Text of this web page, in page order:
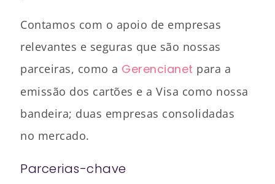
Contamos com o apoio de empresas
relevantes e seguras que são nossas
parceiras, como a Gerencianet para a
emissão dos cartões e a Visa como nossa
bandeira; duas empresas consolidadas
no mercado.
Parcerias-chave